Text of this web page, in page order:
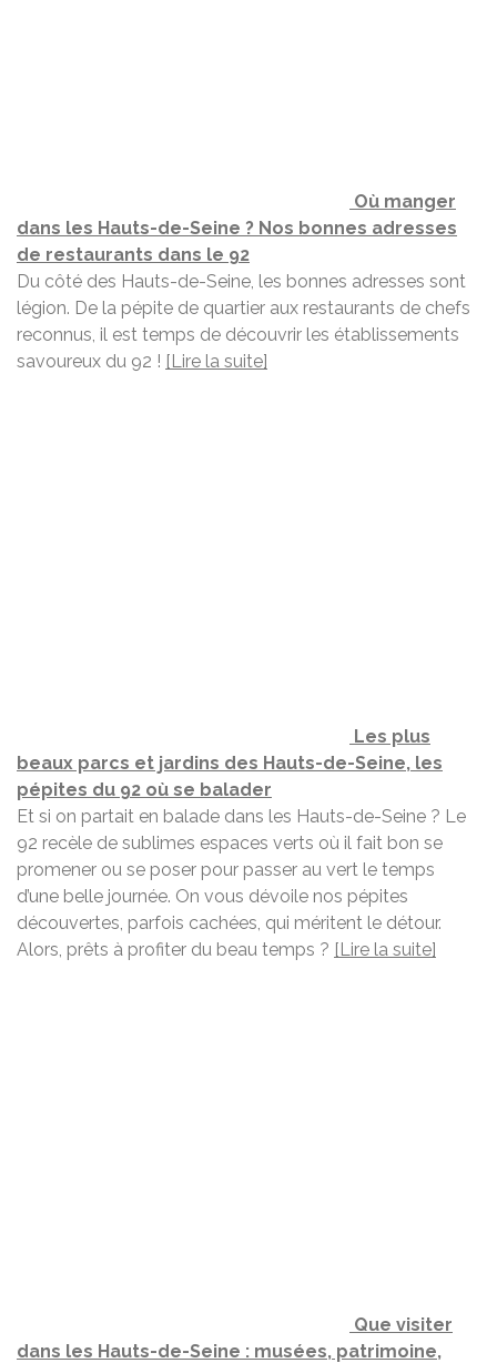
Où manger
dans les Hauts-de-Seine ? Nos bonnes adresses
de restaurants dans le 92
Du côté des Hauts-de-Seine, les bonnes adresses sont
légion. De la pépite de quartier aux restaurants de chefs
reconnus, il est temps de découvrir les établissements
savoureux du 92 ! [Lire la suite]
Les plus
beaux parcs et jardins des Hauts-de-Seine, les
pépites du 92 où se balader
Et si on partait en balade dans les Hauts-de-Seine ? Le
92 recèle de sublimes espaces verts où il fait bon se
promener ou se poser pour passer au vert le temps
d’une belle journée. On vous dévoile nos pépites
découvertes, parfois cachées, qui méritent le détour.
Alors, prêts à profiter du beau temps ? [Lire la suite]
Que visiter
dans les Hauts-de-Seine : musées, patrimoine,